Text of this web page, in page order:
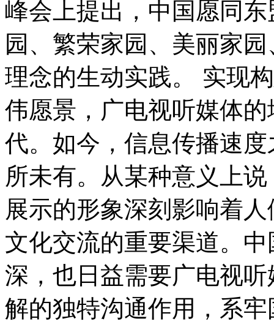
峰会上提出，中国愿同
园、繁荣家园、美丽家
理念的生动实践。 实现
伟愿景，广电视听媒体
代。如今，信息传播速
所未有。从某种意义上
展示的形象深刻影响着
文化交流的重要渠道。
深，也日益需要广电视
解的独特沟通作用，系